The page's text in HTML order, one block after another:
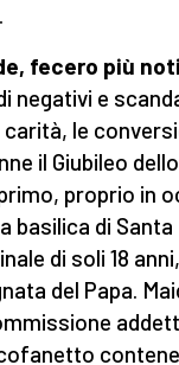
fecero più
negativi e
le
il Giubileo
proprio in
basilica di
di soli 18
del Papa.